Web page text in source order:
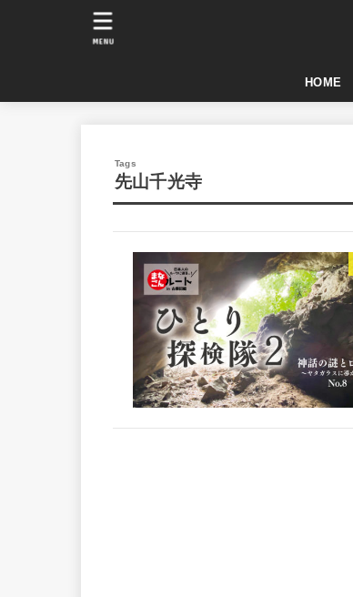
HOME
MENU
先山千光寺